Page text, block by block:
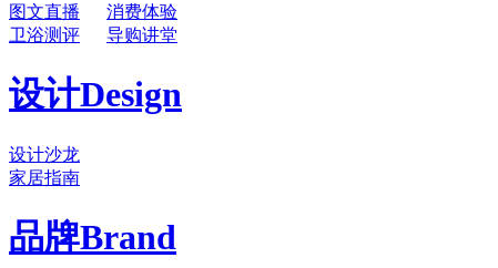
图文直播
消费体验
卫浴测评
导购讲堂
设计Design
设计沙龙
家居指南
品牌Brand